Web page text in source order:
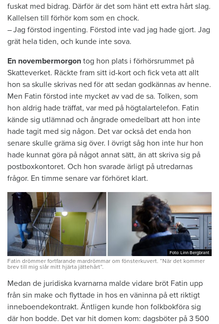
fuskat med bidrag. Därför är det som hänt ett extra hårt slag.
Kallelsen till förhör kom som en chock.
– Jag förstod ingenting. Förstod inte vad jag hade gjort. Jag
grät hela tiden, och kunde inte sova.
En novembermorgon tog hon plats i förhörsrummet på
Skatteverket. ­Räckte fram sitt id-kort och fick veta att allt
hon sa skulle skrivas ned för att sedan godkännas av henne.
Men Fatin förstod inte mycket av vad de sa. Tolken, som
hon aldrig hade träffat, var med på hög­talartelefon. Fatin
kände sig utlämnad och ångrade omedelbart att hon inte
hade tagit med sig någon. Det var ­också det enda hon
senare skulle gräma sig över. I övrigt såg hon inte hur hon
hade kunnat göra på något annat sätt, än att skriva sig på
postboxkontoret. Och hon svarade ärligt på utredarnas
frågor. En timme senare var förhöret klart.
Foto: Linn Bergbrant
Foto: Linn Bergbrant
Fatin drömmer fortfarande mardrömmar om fönsterkuvert. ”När det kommer
brev till mig slår mitt hjärta jättehårt”.
Medan de juridiska kvarnarna malde vidare bröt Fatin upp
från sin make och flyttade in hos en väninna på ett riktigt
inneboendekontrakt. Äntligen kunde hon folkbokföra sig
där hon bodde. Det var hit domen kom: dagsböter på 3 500